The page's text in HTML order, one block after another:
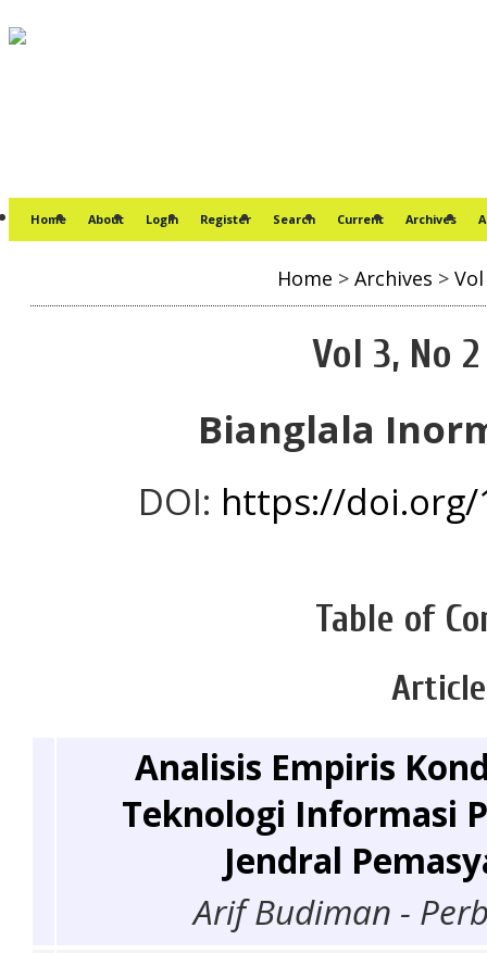
Home About Login Register Search Current Archives
Home > Archives >
Vol 3, No 2
Bianglala
DOI: https://doi.org/
Table of
Analisis Empiris
Teknologi Informasi
Jendral
Arif Budiman -